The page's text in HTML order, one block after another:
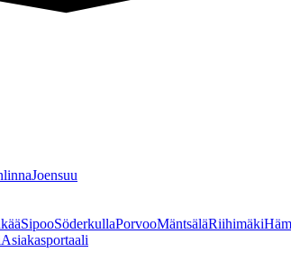
Joensuu
SipooSöderkullaPorvooMäntsäläRiihimäki
Asiakasportaali